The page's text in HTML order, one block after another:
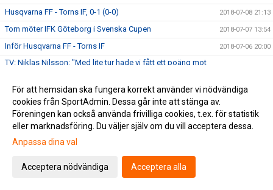
Husqvarna FF - Torns IF, 0-1 (0-0) 2018-07-08 21:13
Torn möter IFK Göteborg i Svenska Cupen 2018-07-07 13:54
Inför Husqvarna FF - Torns IF 2018-07-06 20:00
TV: Niklas Nilsson: "Med lite tur hade vi fått ett poäng mot
TV: Richard Ringhov: "Finns inga lag som man ska
underskatta"
2018-07-05 20:33
Malmö FF - Torns IF, 3-1 (1-0, 0-0, 2-1) 2018-07-03 14:30
Lottning av Svenska Cupen
Torns IF – Skövde AIK, 2-1 (1-0)
Inför Torns IF - Skövde AIK
För att hemsidan ska fungera korrekt använder vi nödvändiga
cookies från SportAdmin. Dessa går inte att stänga av.
Föreningen kan också använda frivilliga cookies, t.ex. för statistik
eller marknadsföring. Du väljer själv om du vill acceptera dessa.
Anpassa dina val
Acceptera nödvändiga Acceptera alla